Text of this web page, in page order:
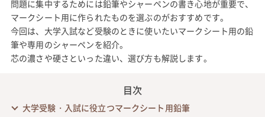
問題に集中するためには鉛筆やシャーペンの書き心地が重要で、
マークシート用に作られたものを選ぶのがおすすめです。
今回は、大学入試など受験のときに使いたいマークシート用の鉛
筆や専用のシャーペンを紹介。
芯の濃さや硬さといった違い、選び方も解説します。
目次
大学受験・入試に役立つマークシート用鉛筆